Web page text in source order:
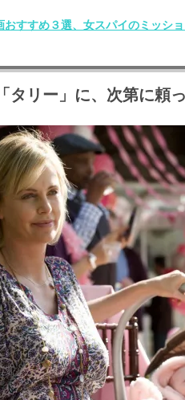
すすめ３選、女スパイのミッシ
タリー」に、次第に頼